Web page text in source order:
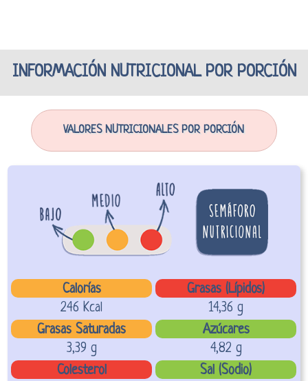
INFORMACIÓN NUTRICIONAL POR PORCIÓN
VALORES NUTRICIONALES POR PORCIÓN
Calorías
Grasas (Lípidos)
246 Kcal
14,36 g
Grasas Saturadas
Azúcares
3,39 g
4,82 g
Colesterol
Sal (Sodio)